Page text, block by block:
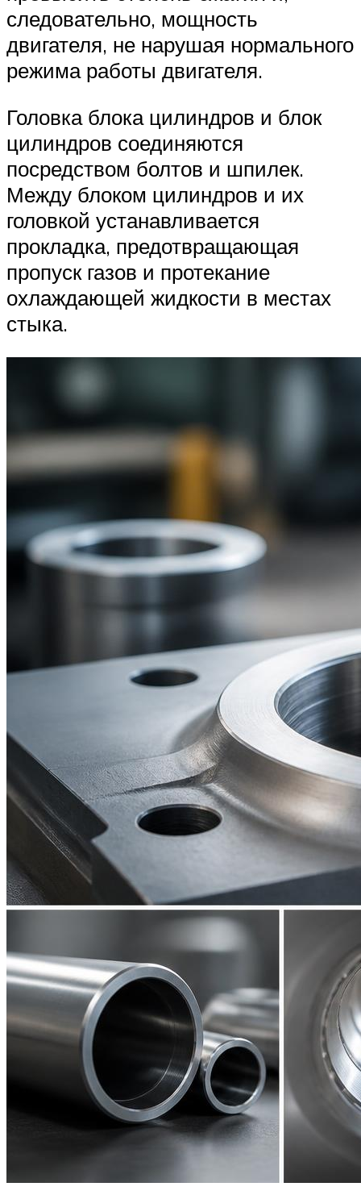
следовательно, мощность
двигателя, не нарушая нормального
режима работы двигателя.
Головка блока цилиндров и блок
цилиндров соединяются
посредством болтов и шпилек.
Между блоком цилиндров и их
головкой устанавливается
прокладка, предотвращающая
пропуск газов и протекание
охлаждающей жидкости в местах
стыка.